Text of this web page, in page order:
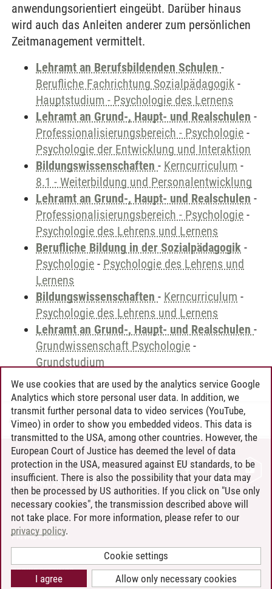
anwendungsorientiert eingeübt. Darüber hinaus
wird auch das Anleiten anderer zum persönlichen
Zeitmanagement vermittelt.
Lehramt an Berufsbildenden Schulen -
Berufliche Fachrichtung Sozialpädagogik -
Hauptstudium - Psychologie des Lernens
Lehramt an Grund-, Haupt- und Realschulen -
Professionalisierungsbereich - Psychologie -
Psychologie der Entwicklung und Interaktion
Bildungswissenschaften - Kerncurriculum -
8.1 - Weiterbildung und Personalentwicklung
Lehramt an Grund-, Haupt- und Realschulen -
Professionalisierungsbereich - Psychologie -
Psychologie des Lehrens und Lernens
Berufliche Bildung in der Sozialpädagogik -
Psychologie - Psychologie des Lehrens und
Lernens
Bildungswissenschaften - Kerncurriculum -
Psychologie des Lehrens und Lernens
Lehramt an Grund-, Haupt- und Realschulen -
Grundwissenschaft Psychologie -
Grundstudium
Andreea Tribel 30.06.2024
CONTACT
LEUPHANA AS EMPLOYER
INTRANET
SITE NOTICE
PRIVACY POLICY
COOKIE SETTINGS
We use cookies that are used by the analytics service Google
Analytics which store personal user data. In addition, we
transmit further personal data to video services (YouTube,
Vimeo) in order to show you embedded videos. This data is
transmitted to the USA, among other countries. However, the
European Court of Justice has deemed the level of data
protection in the USA, measured against EU standards, to be
insufficient. There is also the possibility that your data may
then be processed by US authorities. If you click on "Use only
necessary cookies", the transmission described above will
not take place. For more information, please refer to our
privacy policy.
Cookie settings
Allow only necessary cookies
I agree